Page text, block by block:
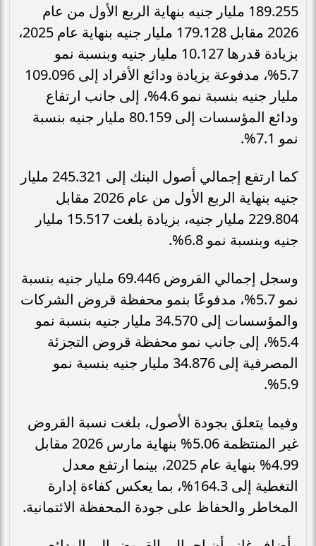
189.255 مليار جنيه بنهاية الربع الأول من عام
2026 مقابل 179.128 مليار جنيه بنهاية عام 2025،
بزيادة قدرها 10.127 مليار جنيه وبنسبة نمو
5.7%، مدفوعة بزيادة ودائع الأفراد إلى 109.096
مليار جنيه بنسبة نمو 4.6%، إلى جانب ارتفاع
ودائع المؤسسات إلى 80.159 مليار جنيه بنسبة
نمو 7.1%.
كما ارتفع إجمالي أصول البنك إلى 245.321 مليار
جنيه بنهاية الربع الأول من عام 2026 مقابل
229.804 مليار جنيه، بزيادة بلغت 15.517 مليار
جنيه وبنسبة نمو 6.8%.
وسجل إجمالي القروض 69.446 مليار جنيه بنسبة
نمو 5.7%، مدفوعًا بنمو محفظة قروض الشركات
والمؤسسات إلى 34.570 مليار جنيه بنسبة نمو
5.4%، إلى جانب نمو محفظة قروض التجزئة
المصرفية إلى 34.876 مليار جنيه بنسبة نمو
5.9%.
وفيما يتعلق بجودة الأصول، بلغت نسبة القروض
غير المنتظمة 5.06% بنهاية مارس 2026 مقابل
4.99% بنهاية عام 2025، بينما ارتفع معدل
التغطية إلى 164.3%، بما يعكس كفاءة إدارة
المخاطر والحفاظ على جودة المحفظة الائتمانية.